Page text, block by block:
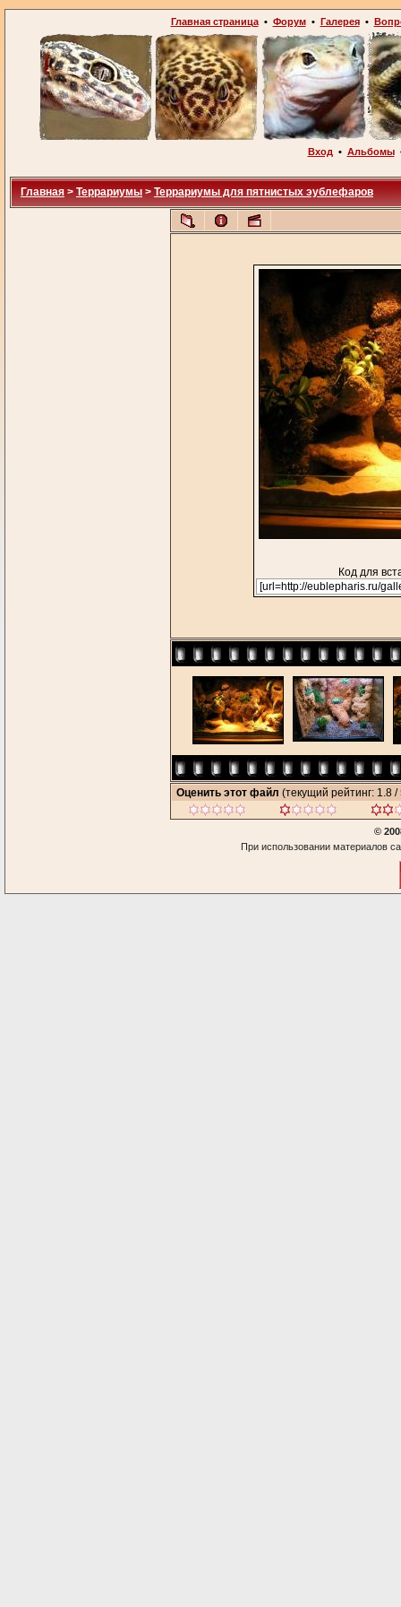
Главная страница• Форум• Галерея•
Вход • Альбомы
Главная > Террариумы > Террариумы для пятнистых эублефаров
Код для
Оценить этот файл (текущий рейтинг: 1.8 /
©
При использовании материалов